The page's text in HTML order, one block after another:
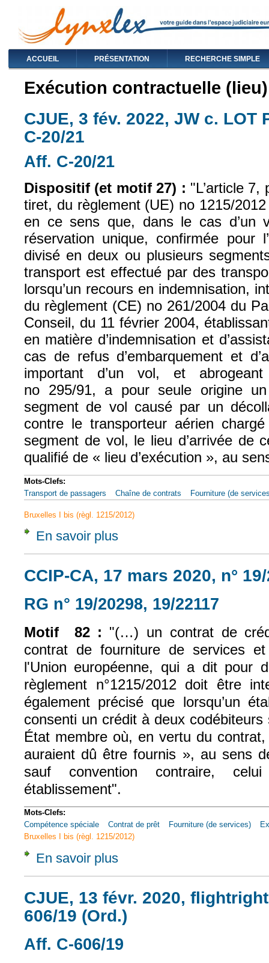
ACCUEIL PRÉSENTATION RECHERCHE SIMPLE
Exécution contractuelle (lieu)
CJUE, 3 fév. 2022, JW c.
C-20/21
Aff. C-20/21
Dispositif (et motif 27) : "L’article
tiret, du règlement (UE) no 1215/
en ce sens que, dans le cas d’un
réservation unique, confirmée pour
divisé en deux ou plusieurs
transport est effectué par des
lorsqu’un recours en indemnisation,
du règlement (CE) no 261/2004 du
Conseil, du 11 février 2004,
en matière d’indemnisation et
cas de refus d’embarquement et
important d’un vol, et
no 295/91, a pour seule origine
segment de vol causé par un
contre le transporteur aérien
segment de vol, le lieu d’arrivée de
qualifié de « lieu d’exécution », au
Mots-Clefs:
Transport de passagers
Chaîne de contrats Fourniture (de
Bruxelles I bis (règl. 1215/2012)
En savoir plus
CCIP-CA, 17 mars 2020, n°
RG n° 19/20298, 19/22117
Motif 82 : "(…) un contrat de
contrat de fourniture de services
l'Union européenne, qui a dit pour
règlement n°1215/2012 doit être
également précisé que lorsqu’un
consenti un crédit à deux codébiteurs
État membre où, en vertu du
auraient dû être fournis », au sens
sauf convention contraire,
établissement".
Mots-Clefs:
Compétence spéciale
Contrat de prêt Fourniture (de services)
Bruxelles I bis (règl. 1215/2012)
En savoir plus
CJUE, 13 févr. 2020,
606/19 (Ord.)
Aff. C-606/19